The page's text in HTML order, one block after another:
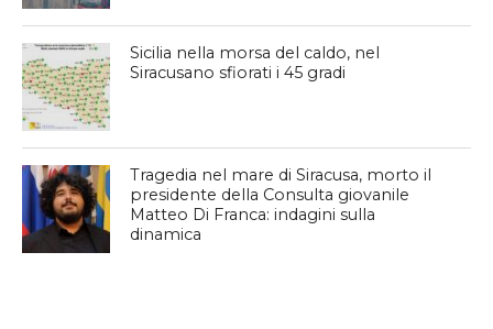
Sicilia nella morsa del caldo, nel
Siracusano sfiorati i 45 gradi
Tragedia nel mare di Siracusa, morto il
presidente della Consulta giovanile
Matteo Di Franca: indagini sulla
dinamica